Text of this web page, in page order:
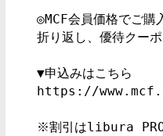
◎MCF会員価格でご購
折り返し、優待クー
▼申込みはこちら
https://
※割引はlibura PRO